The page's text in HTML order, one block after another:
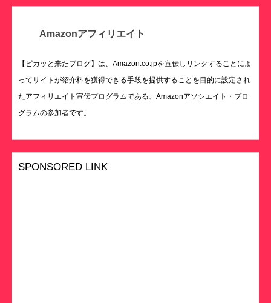
Amazonアフィリエイト
【ピカッと来たブログ】は、Amazon.co.jpを宣伝しリンクすることによ
ってサイトが紹介料を獲得できる手段を提供することを目的に設定され
たアフィリエイト宣伝プログラムである、Amazonアソシエイト・プロ
グラムの参加者です。
SPONSORED LINK